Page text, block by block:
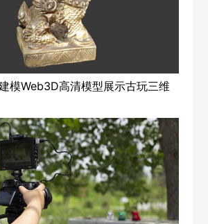
模Web3D高清模型展示古玩三维